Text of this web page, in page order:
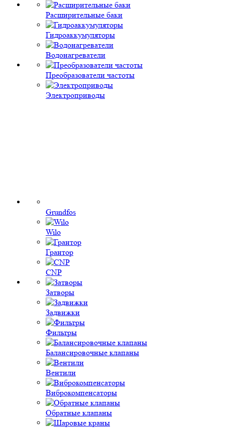
Расширительные баки
Гидроаккумуляторы
Водонагреватели
Преобразователи частоты
Электроприводы
Grundfos
Wilo
Грантор
CNP
Затворы
Задвижки
Фильтры
Балансировочные клапаны
Вентили
Виброкомпенсаторы
Обратные клапаны